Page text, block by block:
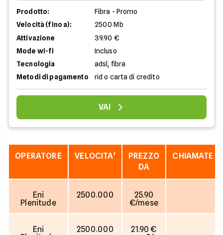
Prodotto:
Fibra - Promo
Velocità (fino a):
2500 Mb
Attivazione
39.90 €
Mode wi-fi
Incluso
Tecnologia
adsl, fibra
Metodi di pagamento
rid o carta di credito
VAI
OPERATORE VELOCITA'
PREZZO
DA
CHIAMATE
Eni
Plenitude
2500.000
25.90
€/mese
Eni
2500.000
21.90 €